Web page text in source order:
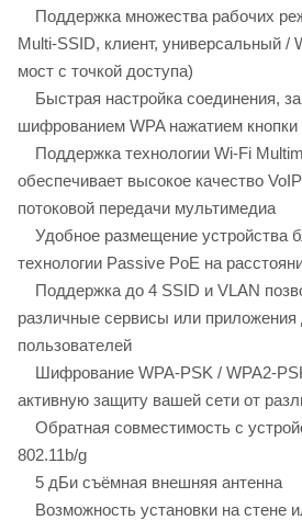
Поддержка множества рабочих
Multi-SSID, клиент, универсальный /
мост с точкой доступа)
Быстрая настройка соединения,
шифрованием WPA нажатием кнопки
Поддержка технологии Wi-Fi
обеспечивает высокое качество
потоковой передачи мультимедиа
Удобное размещение устройства
технологии Passive PoE на
Поддержка до 4 SSID и VLAN
различные сервисы или
пользователей
Шифрование WPA-PSK / WPA2-
активную защиту вашей сети от
Обратная совместимость с
802.11b/g
5 дБи съёмная внешняя антенна
Возможность установки на стене